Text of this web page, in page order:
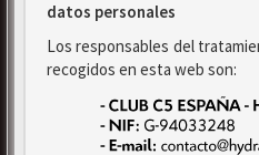
datos personales
Los responsables del
recogidos en esta web son: